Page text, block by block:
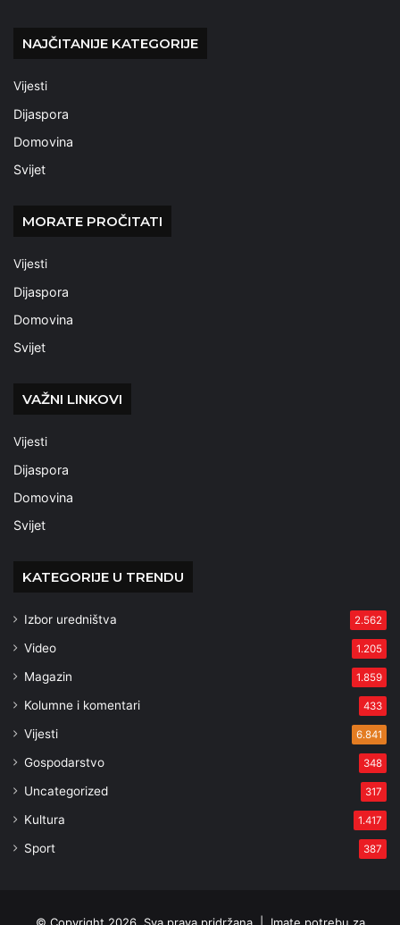
NAJČITANIJE KATEGORIJE
Vijesti
Dijaspora
Domovina
Svijet
MORATE PROČITATI
Vijesti
Dijaspora
Domovina
Svijet
VAŽNI LINKOVI
Vijesti
Dijaspora
Domovina
Svijet
KATEGORIJE U TRENDU
Izbor uredništva 2.562
Video 1.205
Magazin 1.859
Kolumne i komentari 433
Vijesti 6.841
Gospodarstvo 348
Uncategorized 317
Kultura 1.417
Sport 387